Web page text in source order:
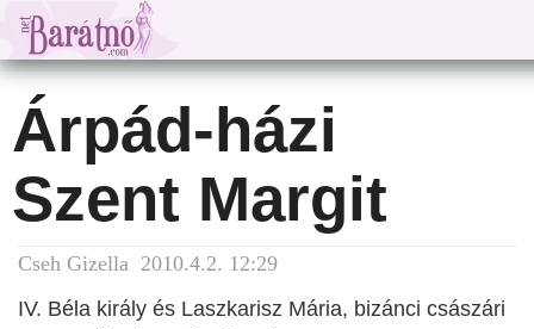
Árpád-házi
Szent Margit
Cseh Gizella 2010.4.2. 12:29
IV. Béla király és Laszkarisz Mária, bizánci császári